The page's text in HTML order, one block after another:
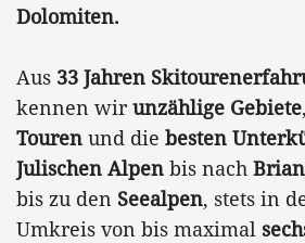
Dolomiten.
Aus 33 Jahren
kennen wirunzählige Gebiete
Touren und die besten
Julischen Alpen bis nach
bis zu den Seealpen, stets in
Umkreis von bis maximal